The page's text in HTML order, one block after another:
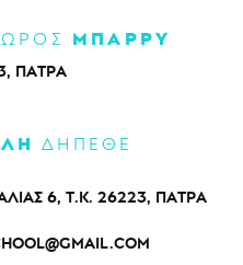
ΜΠΑΡΡΥ
ΠΑΤΡΑ
ΔΗΠΕΘΕ
6, Τ.Κ. 26223, ΠΑΤΡΑ